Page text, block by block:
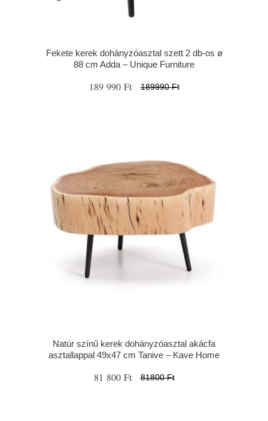
Fekete kerek dohányzóasztal szett 2 db-os ø
88 cm Adda – Unique Furniture
189 990 Ft 189990 Ft
Natúr színű kerek dohányzóasztal akácfa
asztallappal 49x47 cm Tanive – Kave Home
81 800 Ft 81800 Ft